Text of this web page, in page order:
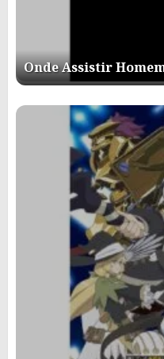
Onde Assistir